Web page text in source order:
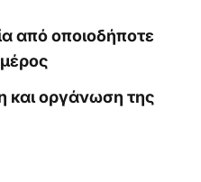
από οποιοδήποτε
και οργάνωση της